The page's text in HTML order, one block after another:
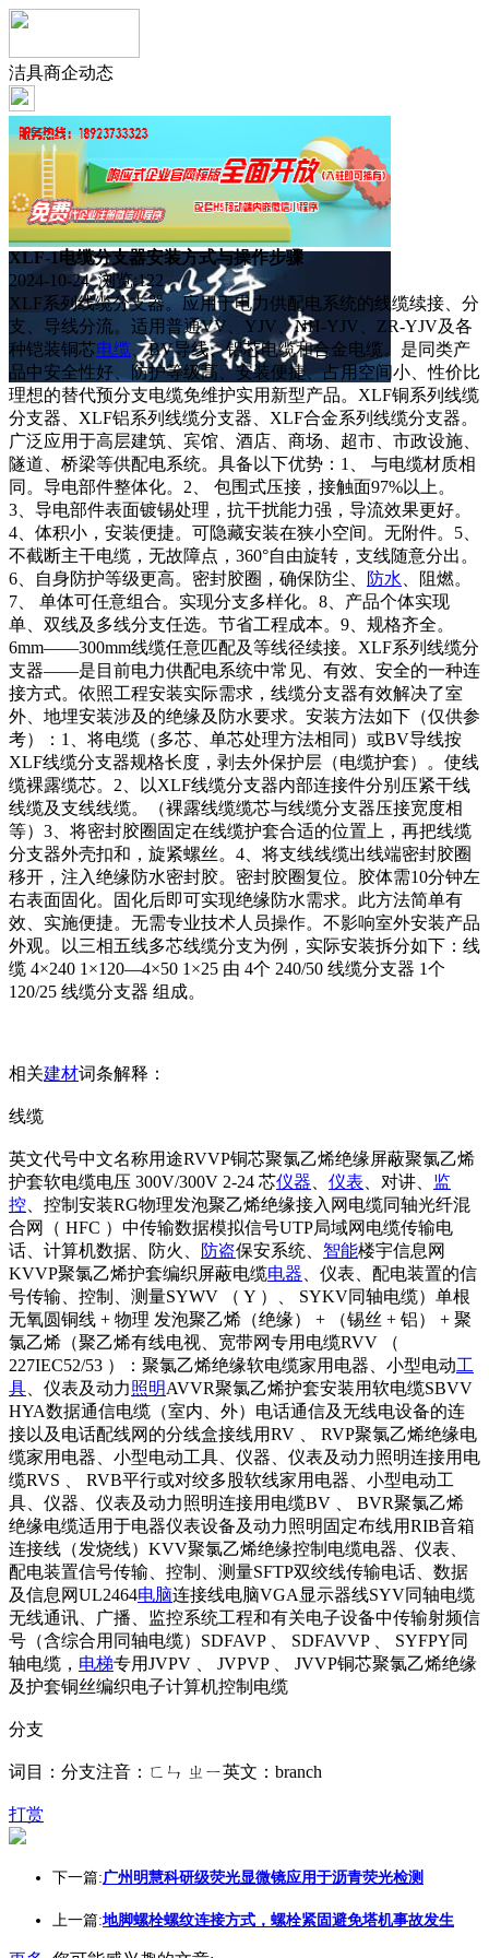
洁具商企动态
XLF-1电缆分支器安装方式与操作步骤
2024-10-24 浏览:122
XLF系列线缆分支器。应用于电力供配电系统的线缆续接、分
支、导线分流。适用普通VV、YJV、NH-YJV、ZR-YJV及各
种铠装铜芯电缆、BV导线、铝芯电缆和合金电缆。是同类产
品中安全性好、防护等级高、安装便捷、占用空间小、性价比
理想的替代预分支电缆免维护实用新型产品。XLF铜系列线缆
分支器、XLF铝系列线缆分支器、XLF合金系列线缆分支器。
广泛应用于高层建筑、宾馆、酒店、商场、超市、市政设施、
隧道、桥梁等供配电系统。具备以下优势：1、 与电缆材质相
同。导电部件整体化。2、 包围式压接，接触面97%以上。
3、导电部件表面镀锡处理，抗干扰能力强，导流效果更好。
4、体积小，安装便捷。可隐藏安装在狭小空间。无附件。5、
不截断主干电缆，无故障点，360°自由旋转，支线随意分出。
6、自身防护等级更高。密封胶圈，确保防尘、
防水 、阻燃。
7、 单体可任意组合。实现分支多样化。8、产品个体实现
单、双线及多线分支任选。节省工程成本。9、规格齐全。
6mm——300mm线缆任意匹配及等线径续接。XLF系列线缆分
支器——是目前电力供配电系统中常见、有效、安全的一种连
接方式。依照工程安装实际需求，线缆分支器有效解决了室
外、地埋安装涉及的绝缘及防水要求。安装方法如下（仅供参
考）：1、将电缆（多芯、单芯处理方法相同）或BV导线按
XLF线缆分支器规格长度，剥去外保护层（电缆护套）。使线
缆裸露缆芯。2、以XLF线缆分支器内部连接件分别压紧干线
线缆及支线线缆。（裸露线缆缆芯与线缆分支器压接宽度相
等）3、将密封胶圈固定在线缆护套合适的位置上，再把线缆
分支器外壳扣和，旋紧螺丝。4、将支线线缆出线端密封胶圈
移开，注入绝缘防水密封胶。密封胶圈复位。胶体需10分钟左
右表面固化。固化后即可实现绝缘防水需求。此方法简单有
效、实施便捷。无需专业技术人员操作。不影响室外安装产品
外观。以三相五线多芯线缆分支为例，实际安装拆分如下：线
缆 4×240 1×120—4×50 1×25 由 4个 240/50 线缆分支器 1个
120/25 线缆分支器 组成。
相关建材词条解释：
线缆
英文代号中文名称用途RVVP铜芯聚氯乙烯绝缘屏蔽聚氯乙烯
护套软电缆电压 300V/300V 2-24 芯仪器 仪表 、对讲、 监
控 、控制安装RG物理发泡聚乙烯绝缘接入网电缆同轴光纤混
合网（ HFC ）中传输数据模拟信号UTP局域网电缆传输电
话、计算机数据、防火、
防盗保安系统、 智能楼宇信息网
KVVP聚氯乙烯护套编织屏蔽电缆电器 、仪表、配电装置的信
号传输、控制、测量SYWV （ Y ）、 SYKV同轴电缆）单根
无氧圆铜线 + 物理 发泡聚乙烯（绝缘） + （锡丝 + 铝） + 聚
氯乙烯（聚乙烯有线电视、宽带网专用电缆RVV （
227IEC52/53 ）：聚氯乙烯绝缘软电缆家用电器、小型电动工
具 、仪表及动力照明AVVR聚氯乙烯护套安装用软电缆SBVV
HYA数据通信电缆（室内、外）电话通信及无线电设备的连
接以及电话配线网的分线盒接线用RV 、 RVP聚氯乙烯绝缘电
缆家用电器、小型电动工具、仪器、仪表及动力照明连接用电
缆RVS 、 RVB平行或对绞多股软线家用电器、小型电动工
具、仪器、仪表及动力照明连接用电缆BV 、 BVR聚氯乙烯
绝缘电缆适用于电器仪表设备及动力照明固定布线用RIB音箱
连接线（发烧线）KVV聚氯乙烯绝缘控制电缆电器、仪表、
配电装置信号传输、控制、测量SFTP双绞线传输电话、数据
及信息网UL2464电脑连接线电脑VGA显示器线SYV同轴电缆
无线通讯、广播、监控系统工程和有关电子设备中传输射频信
号（含综合用同轴电缆）SDFAVP 、 SDFAVVP 、 SYFPY同
轴电缆， 电梯专用JVPV 、 JVPVP 、 JVVP铜芯聚氯乙烯绝缘
及护套铜丝编织电子计算机控制电缆
分支
词目：分支注音：ㄈㄣ ㄓㄧ英文：branch
打赏
下一篇:广州明慧科研级荧光显微镜应用于沥青荧光检测
上一篇:地脚螺栓螺纹连接方式，螺栓紧固避免塔机事故发生